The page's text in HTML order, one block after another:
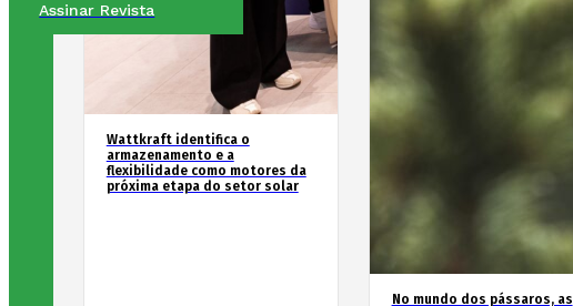
Assinar Revista
Wattkraft identifica o
armazenamento e a
flexibilidade como motores da
próxima etapa do setor solar
No mundo dos pássaros, as